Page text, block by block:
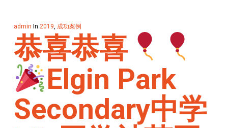
admin In 2019, 成功案例
恭喜恭喜
Elgin Park
Secondary中学